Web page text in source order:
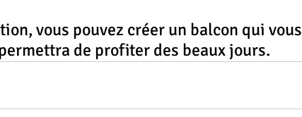
vous pouvez créer un balcon qui vous
de profiter des beaux jours.